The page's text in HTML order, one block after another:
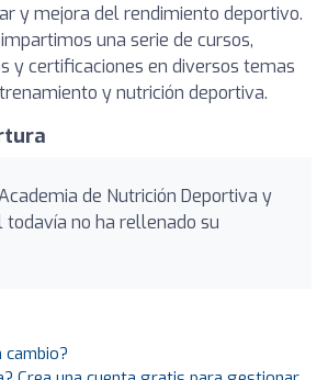
y mejora del rendimiento deportivo.
una serie de cursos,
y certificaciones en diversos temas
y nutrición deportiva.
de Nutrición Deportiva y
todavía no ha rellenado su
cambio?